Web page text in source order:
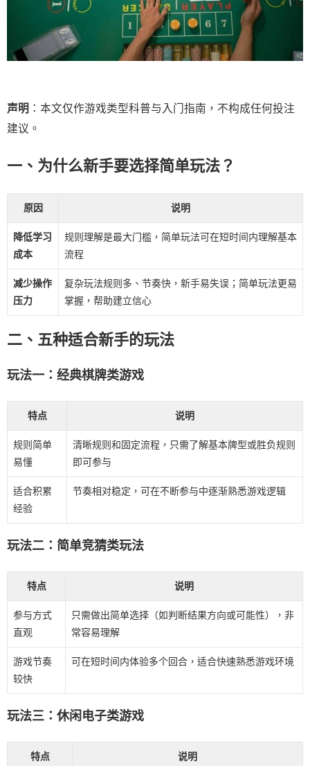
声明 ：本文仅作游戏类型科普与入门指南，不构成任何投注
建议。
一、为什么新手要选择简单玩法？
原因 说明
降低学习
成本
规则理解是最大门槛，简单玩法可在短时间内理解基本
流程
减少操作
压力
复杂玩法规则多、节奏快，新手易失误；简单玩法更易
掌握，帮助建立信心
二、五种适合新手的玩法
玩法一：经典棋牌类游戏
特点 说明
规则简单
易懂
清晰规则和固定流程，只需了解基本牌型或胜负规则
即可参与
适合积累
经验
节奏相对稳定，可在不断参与中逐渐熟悉游戏逻辑
玩法二：简单竞猜类玩法
特点 说明
参与方式
直观
只需做出简单选择（如判断结果方向或可能性），非
常容易理解
游戏节奏
较快
可在短时间内体验多个回合，适合快速熟悉游戏环境
玩法三：休闲电子类游戏
特点 说明